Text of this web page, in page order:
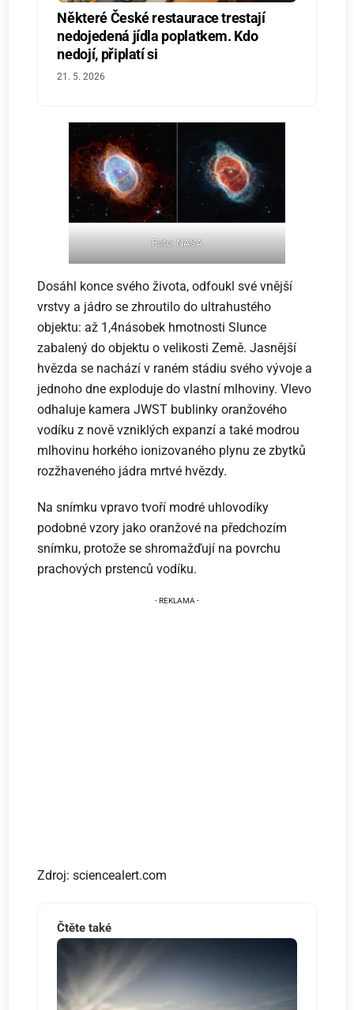
Některé České restaurace trestají
nedojedená jídla poplatkem. Kdo
nedojí, připlatí si
21. 5. 2026
Foto: NASA
Dosáhl konce svého života, odfoukl své vnější
vrstvy a jádro se zhroutilo do ultrahustého
objektu: až 1,4násobek hmotnosti Slunce
zabalený do objektu o velikosti Země. Jasnější
hvězda se nachází v raném stádiu svého vývoje a
jednoho dne exploduje do vlastní mlhoviny. Vlevo
odhaluje kamera JWST bublinky oranžového
vodíku z nově vzniklých expanzí a také modrou
mlhovinu horkého ionizovaného plynu ze zbytků
rozžhaveného jádra mrtvé hvězdy.
Na snímku vpravo tvoří modré uhlovodíky
podobné vzory jako oranžové na předchozím
snímku, protože se shromažďují na povrchu
prachových prstenců vodíku.
Zdroj: sciencealert.com
Čtěte také